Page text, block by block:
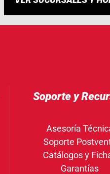
Soporte y
Asesoría
Soporte
Catálogos y
Garantías